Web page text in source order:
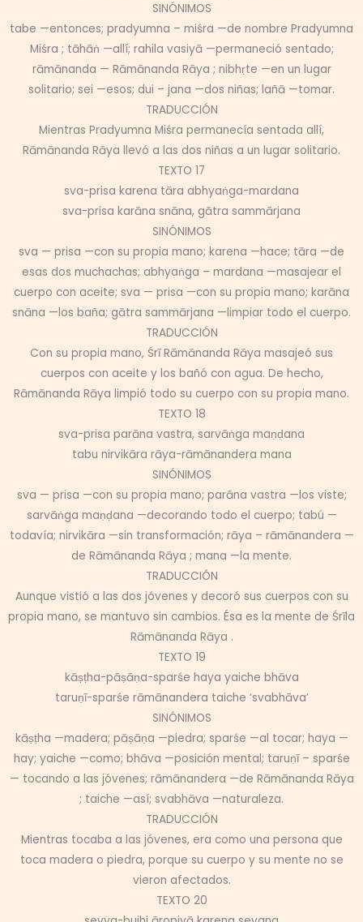
SINÓNIMOS
tabe —entonces; pradyumna – miśra —de nombre Pradyumna
Miśra ; tāhāṅ —allí; rahila vasiyā —permaneció sentado;
rāmānanda — Rāmānanda Rāya ; nibhṛte —en un lugar
solitario; sei —esos; dui – jana —dos niñas; lañā —tomar.
TRADUCCIÓN
Mientras Pradyumna Miśra permanecía sentada allí,
Rāmānanda Rāya llevó a las dos niñas a un lugar solitario.
TEXTO 17
sva-prisa karena tāra abhyaṅga-mardana
sva-prisa karāna snāna, gātra sammārjana
SINÓNIMOS
sva — prisa —con su propia mano; karena —hace; tāra —de
esas dos muchachas; abhyaṅga – mardana —masajear el
cuerpo con aceite; sva — prisa —con su propia mano; karāna
snāna —los baña; gātra sammārjana —limpiar todo el cuerpo.
TRADUCCIÓN
Con su propia mano, Śrī Rāmānanda Rāya masajeó sus
cuerpos con aceite y los bañó con agua. De hecho,
Rāmānanda Rāya limpió todo su cuerpo con su propia mano.
TEXTO 18
sva-prisa parāna vastra, sarvāṅga maṇḍana
tabu nirvikāra rāya-rāmānandera mana
SINÓNIMOS
sva — prisa —con su propia mano; parāna vastra —los viste;
sarvāṅga maṇḍana —decorando todo el cuerpo; tabú —
todavía; nirvikāra —sin transformación; rāya – rāmānandera —
de Rāmānanda Rāya ; mana —la mente.
TRADUCCIÓN
Aunque vistió a las dos jóvenes y decoró sus cuerpos con su
propia mano, se mantuvo sin cambios. Ésa es la mente de Śrīla
Rāmānanda Rāya .
TEXTO 19
kāṣṭha-pāṣāṇa-sparśe haya yaiche bhāva
taruṇī-sparśe rāmānandera taiche ‘svabhāva’
SINÓNIMOS
kāṣṭha —madera; pāṣāṇa —piedra; sparśe —al tocar; haya —
hay; yaiche —como; bhāva —posición mental; taruṇī – sparśe
— tocando a las jóvenes; rāmānandera —de Rāmānanda Rāya
; taiche —así; svabhāva —naturaleza.
TRADUCCIÓN
Mientras tocaba a las jóvenes, era como una persona que
toca madera o piedra, porque su cuerpo y su mente no se
vieron afectados.
TEXTO 20